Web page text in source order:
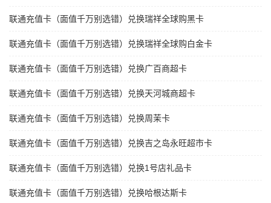
联通充值卡（面值千万别选错）兑换瑞祥全球购黑卡
联通充值卡（面值千万别选错）兑换瑞祥全球购白金卡
联通充值卡（面值千万别选错）兑换广百商超卡
联通充值卡（面值千万别选错）兑换天河城商超卡
联通充值卡（面值千万别选错）兑换周茉卡
联通充值卡（面值千万别选错）兑换吉之岛永旺超市卡
联通充值卡（面值千万别选错）兑换1号店礼品卡
联通充值卡（面值千万别选错）兑换哈根达斯卡